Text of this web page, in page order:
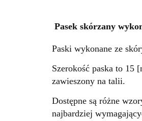
Pasek skórzany
Paski wykonane ze
Szerokość paska to 15
zawieszony na talii.
Dostępne są różne
najbardziej